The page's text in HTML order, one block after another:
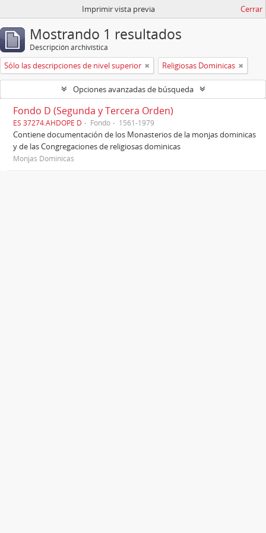
Imprimir vista previa Cerrar
Mostrando 1 resultados
Descripción archivística
Sólo las descripciones de nivel superior Religiosas Dominicas
Opciones avanzadas de búsqueda
Fondo D (Segunda y Tercera Orden)
ES 37274.AHDOPE D Fondo 1561-1979
Contiene documentación de los Monasterios de la monjas dominicas
y de las Congregaciones de religiosas dominicas
Monjas Dominicas